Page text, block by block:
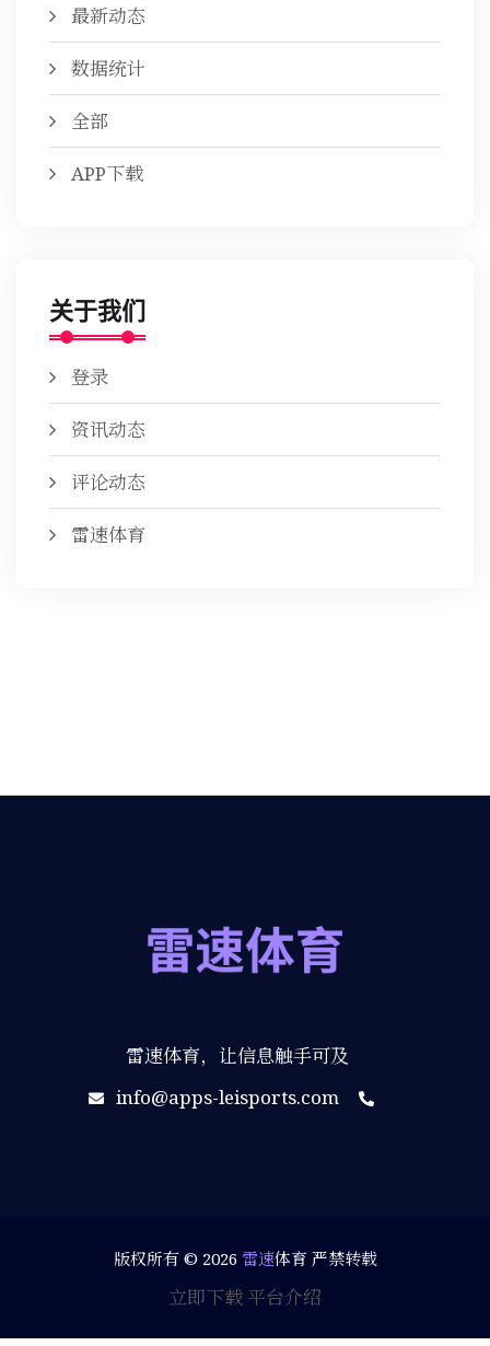
最新动态
数据统计
全部
APP下载
关于我们
登录
资讯动态
评论动态
雷速体育
雷速体育，让信息触手可及
info@apps-leisports.com
版权所有 © 2026 雷速体育 严禁转载
立即下载 平台介绍